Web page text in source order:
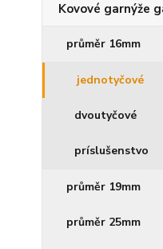
Kovové garnýže
průměr 16mm
jednotyčové
dvoutyčové
príslušenstvo
průměr 19mm
průměr 25mm